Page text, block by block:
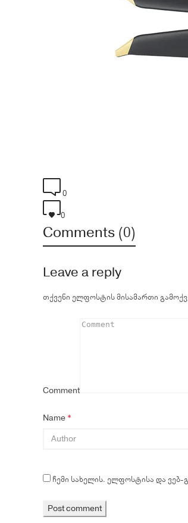
0
0
Comments (0)
Leave a reply
თქვენი ელფოსტის მისამართი
Comment
Name *
ჩემი სახელის. ელფოსტისა და ვებ-